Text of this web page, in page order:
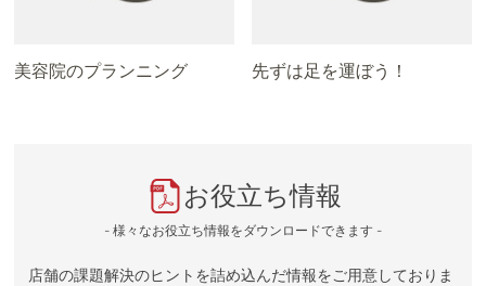
美容院のプランニング 先ずは足を運ぼう！
お役立ち情報
- 様々なお役立ち情報をダウンロードできます -
店舗の課題解決のヒントを詰め込んだ情報をご用意しておりま